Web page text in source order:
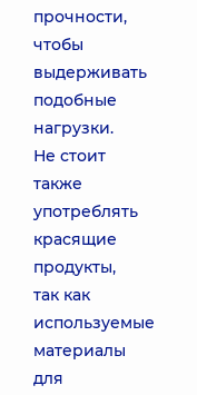
прочности,
чтобы
выдерживать
подобные
нагрузки.
Не стоит
также
употреблять
красящие
продукты,
так как
используемые
материалы
для